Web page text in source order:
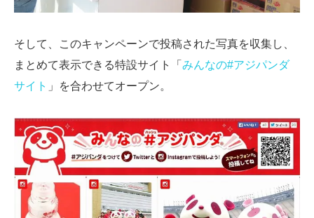
そして、このキャンペーンで投稿された写真を収集し、
まとめて表示できる特設サイト「 みんなの#アジパンダ
サイト 」を合わせてオープン。